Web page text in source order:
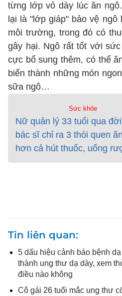
từng lớp vỏ dày lúc ăn
lại là "lớp giáp" bảo vệ
môi trường, trong đó có
gây hại. Ngô rất tốt với
cực bổ sung thêm, có thể
biến thành những món
sữa ngô…
Sức khỏe
Nữ quản lý 33 tuổi qua
bác sĩ chỉ ra 3 thói quen
hơn cả hút thuốc, uống
Tin liên quan
5 dấu hiệu cảnh báo bệnh
thành ung thư dạ dày, xem
điều nào không
Cô gái 26 tuổi mắc ung thư